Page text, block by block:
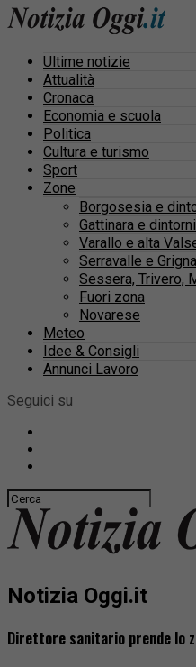
Ultime notizie
Attualità
Cronaca
Economia e scuola
Politica
Cultura e turismo
Sport
Zone
Borgosesia e
Gattinara e dintorni
Varallo e alta
Serravalle e
Sessera, Trivero,
Fuori zona
Novarese
Meteo
Idee & Consigli
Annunci Lavoro
Seguici su
Notizia Oggi.it
Direttore sanitario prende lo